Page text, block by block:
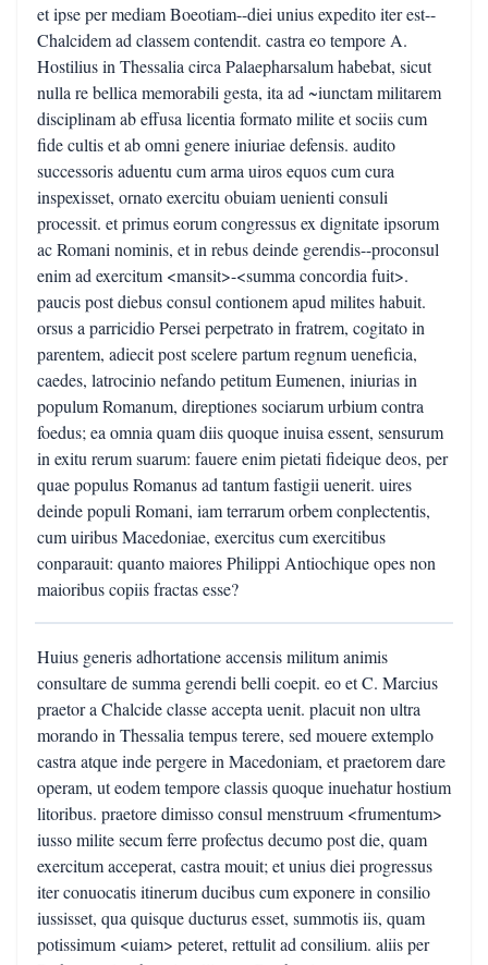
et ipse per mediam Boeotiam--diei unius expedito iter est--
Chalcidem ad classem contendit. castra eo tempore A.
Hostilius in Thessalia circa Palaepharsalum habebat, sicut
nulla re bellica memorabili gesta, ita ad ~iunctam militarem
disciplinam ab effusa licentia formato milite et sociis cum
fide cultis et ab omni genere iniuriae defensis. audito
successoris aduentu cum arma uiros equos cum cura
inspexisset, ornato exercitu obuiam uenienti consuli
processit. et primus eorum congressus ex dignitate ipsorum
ac Romani nominis, et in rebus deinde gerendis--proconsul
enim ad exercitum <mansit>-<summa concordia fuit>.
paucis post diebus consul contionem apud milites habuit.
orsus a parricidio Persei perpetrato in fratrem, cogitato in
parentem, adiecit post scelere partum regnum ueneficia,
caedes, latrocinio nefando petitum Eumenen, iniurias in
populum Romanum, direptiones sociarum urbium contra
foedus; ea omnia quam diis quoque inuisa essent, sensurum
in exitu rerum suarum: fauere enim pietati fideique deos, per
quae populus Romanus ad tantum fastigii uenerit. uires
deinde populi Romani, iam terrarum orbem conplectentis,
cum uiribus Macedoniae, exercitus cum exercitibus
conparauit: quanto maiores Philippi Antiochique opes non
maioribus copiis fractas esse?
Huius generis adhortatione accensis militum animis
consultare de summa gerendi belli coepit. eo et C. Marcius
praetor a Chalcide classe accepta uenit. placuit non ultra
morando in Thessalia tempus terere, sed mouere extemplo
castra atque inde pergere in Macedoniam, et praetorem dare
operam, ut eodem tempore classis quoque inuehatur hostium
litoribus. praetore dimisso consul menstruum <frumentum>
iusso milite secum ferre profectus decumo post die, quam
exercitum acceperat, castra mouit; et unius diei progressus
iter conuocatis itinerum ducibus cum exponere in consilio
iussisset, qua quisque ducturus esset, summotis iis, quam
potissimum <uiam> peteret, rettulit ad consilium. aliis per